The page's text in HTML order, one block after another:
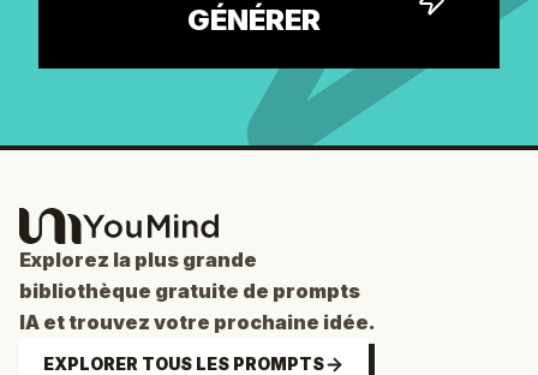
GÉNÉRER
Explorez la plus grande
bibliothèque gratuite de prompts
IA et trouvez votre prochaine idée.
EXPLORER TOUS LES PROMPTS